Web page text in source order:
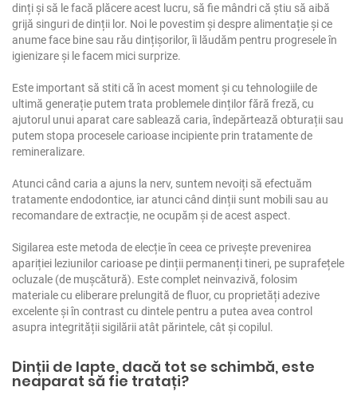
dinți și să le facă plăcere acest lucru, să fie mândri că știu să aibă
grijă singuri de dinții lor. Noi le povestim și despre alimentație și ce
anume face bine sau rău dințișorilor, îi lăudăm pentru progresele în
igienizare și le facem mici surprize.
Este important să stiti că în acest moment și cu tehnologiile de
ultimă generație putem trata problemele dinților fără freză, cu
ajutorul unui aparat care sablează caria, îndepărtează obturații sau
putem stopa procesele carioase incipiente prin tratamente de
remineralizare.
Atunci când caria a ajuns la nerv, suntem nevoiți să efectuăm
tratamente endodontice, iar atunci când dinții sunt mobili sau au
recomandare de extracție, ne ocupăm și de acest aspect.
Sigilarea este metoda de elecție în ceea ce privește prevenirea
apariției leziunilor carioase pe dinții permanenți tineri, pe suprafețele
ocluzale (de mușcătură). Este complet neinvazivă, folosim
materiale cu eliberare prelungită de fluor, cu proprietăți adezive
excelente și în contrast cu dintele pentru a putea avea control
asupra integrității sigilării atât părintele, cât și copilul.
Dinții de lapte, dacă tot se schimbă, este
neaparat să fie tratați?